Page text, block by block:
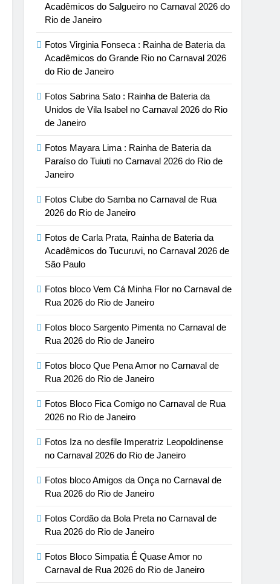
Acadêmicos do Salgueiro no Carnaval 2026 do
Rio de Janeiro
Fotos Virginia Fonseca : Rainha de Bateria da
Acadêmicos do Grande Rio no Carnaval 2026
do Rio de Janeiro
Fotos Sabrina Sato : Rainha de Bateria da
Unidos de Vila Isabel no Carnaval 2026 do Rio
de Janeiro
Fotos Mayara Lima : Rainha de Bateria da
Paraíso do Tuiuti no Carnaval 2026 do Rio de
Janeiro
Fotos Clube do Samba no Carnaval de Rua
2026 do Rio de Janeiro
Fotos de Carla Prata, Rainha de Bateria da
Acadêmicos do Tucuruvi, no Carnaval 2026 de
São Paulo
Fotos bloco Vem Cá Minha Flor no Carnaval de
Rua 2026 do Rio de Janeiro
Fotos bloco Sargento Pimenta no Carnaval de
Rua 2026 do Rio de Janeiro
Fotos bloco Que Pena Amor no Carnaval de
Rua 2026 do Rio de Janeiro
Fotos Bloco Fica Comigo no Carnaval de Rua
2026 no Rio de Janeiro
Fotos Iza no desfile Imperatriz Leopoldinense
no Carnaval 2026 do Rio de Janeiro
Fotos bloco Amigos da Onça no Carnaval de
Rua 2026 do Rio de Janeiro
Fotos Cordão da Bola Preta no Carnaval de
Rua 2026 do Rio de Janeiro
Fotos Bloco Simpatia É Quase Amor no
Carnaval de Rua 2026 do Rio de Janeiro